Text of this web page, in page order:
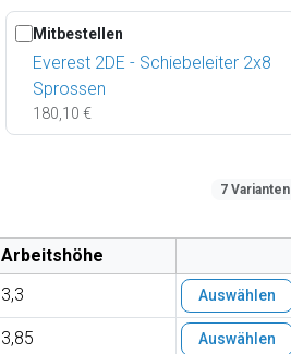
Mitbestellen
Everest 2DE - Schiebeleiter 2x8
Sprossen
180,10 €
7 Varianten
Arbeitshöhe
3,3 Auswählen
3,85 Auswählen